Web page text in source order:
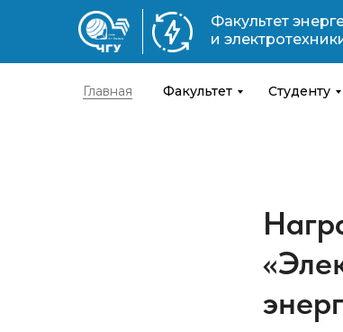
Факультет
и
Главная Факультет Студенту